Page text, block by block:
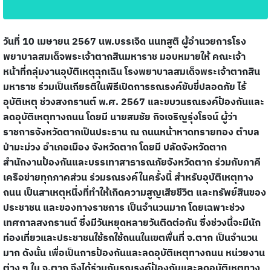
วันที่ 10 เมษายน 2567 นพ.บรรเจิด นนทสูติ ผู้อำนวยการโรง
พยาบาลสมเด็จพระเจ้าตากสินมหาราช มอบหมายให้ คณะเจ้า
หน้าที่กลุ่มงานอุบัติเหตุฉุกเฉิน โรงพยาบาลสมเด็จพระเจ้าตากสิน
มหาราช ร่วมเป็นเกียรติในพิธีเปิดการรณรงค์ขับขี่ปลอดภัย ไร้
อุบัติเหตุ ช่วงสงกรานต์ พ.ศ. 2567 และขบวนรณรงค์ป้องกันและ
ลดอุบัติเหตุทางถนน โดยมี นายสมชัย กิจเจริญรุ่งโรจน์ ผู้ว่า
ราชการจังหวัดตากเป็นประธาน ณ ถนนหน้าหาดทรายทอง ตำบล
ป่ามะม่วง อำเภอเมือง จังหวัดตาก โดยมี ปลัดจังหวัดตาก
สำนักงานป้องกันและบรรเทาสาธารณภัยจังหวัดตาก ร่วมกับภาคี
เครือข่ายทุกภาคส่วน ร่วมรณรงค์ในครั้งนี้ สำหรับอุบัติเหตุทาง
ถนน เป็นสาเหตุหนึ่งที่ทำให้เกิดความสูญเสียชีวิต และทรัพย์สินของ
ประชาชน และของทางราชการ เป็นจำนวนมาก โดยเฉพาะช่วง
เทศกาลสงกรานต์ ซึ่งมีวันหยุดหลายวันติดต่อกัน ซึ่งช่วงนี้จะมีนัก
ท่องเที่ยวและประชาชนใช้รถใช้ถนนในเขตพื้นที่ จ.ตาก เป็นจำนวน
มาก ดังนั้น เพื่อเป็นการป้องกันและลดอุบัติเหตุทางถนน หน่วยงาน
ต่าง ๆ ใน จ.ตาก จึงได้ร่วมกันรณรงค์ป้องกันและลดอุบัติเหตุทาง